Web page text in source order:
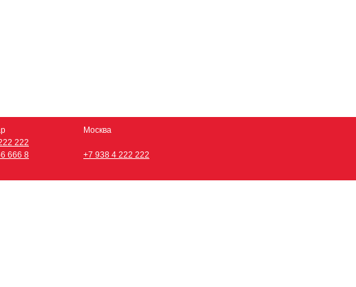
222
666 8
Москва
+7 938 4 222 222